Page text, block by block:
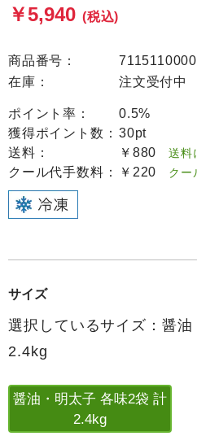
￥5,940 (税込)
商品番号：
在庫：
注文受付中
ポイント率：
0.5%
獲得ポイント数： 30pt
送料：
￥880 送料
クール代手数料： ￥220 クー
サイズ
選択しているサイズ：醤
2.4kg
醤油・明太子 各味2袋 計
2.4kg